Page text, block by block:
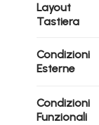
Layout
Tastiera
Condizioni
Esterne
Condizioni
Funzionali